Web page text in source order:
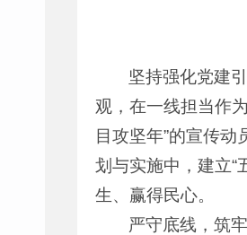
坚持强化党建
观，在一线担当作
目攻坚年”的宣传
划与实施中，建立“
生、赢得民心。
严守底线，筑